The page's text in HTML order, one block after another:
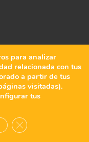
para analizar
relacionada con tus
a partir de tus
visitadas).
tus
Cerrar el banner de